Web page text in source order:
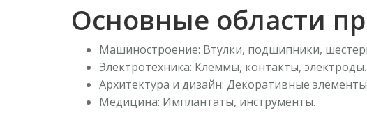
Основные области
Машиностроение: Втулки, подшипники,
Электротехника: Клеммы, контакты, электроды.
Архитектура и дизайн: Декоративные
Медицина: Имплантаты, инструменты.